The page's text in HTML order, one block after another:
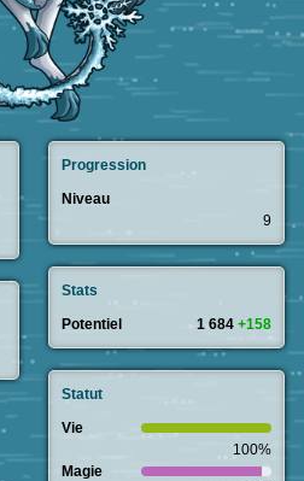
Progression
Niveau
9
Stats
Potentiel
1 684 +158
Statut
Vie
100%
Magie